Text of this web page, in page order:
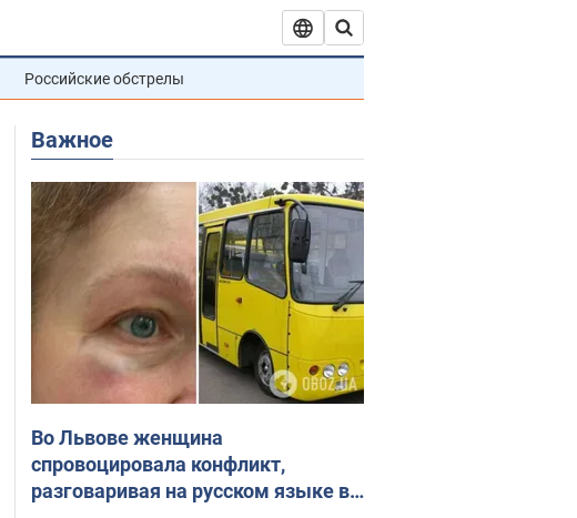
Российские обстрелы
Важное
Во Львове женщина
спровоцировала конфликт,
разговаривая на русском языке в